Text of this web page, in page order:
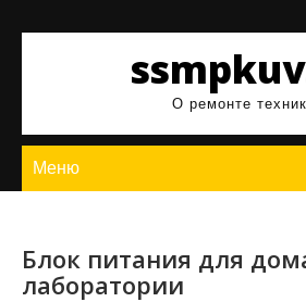
О ремонте
Меню
Блок питания для
лаборатории